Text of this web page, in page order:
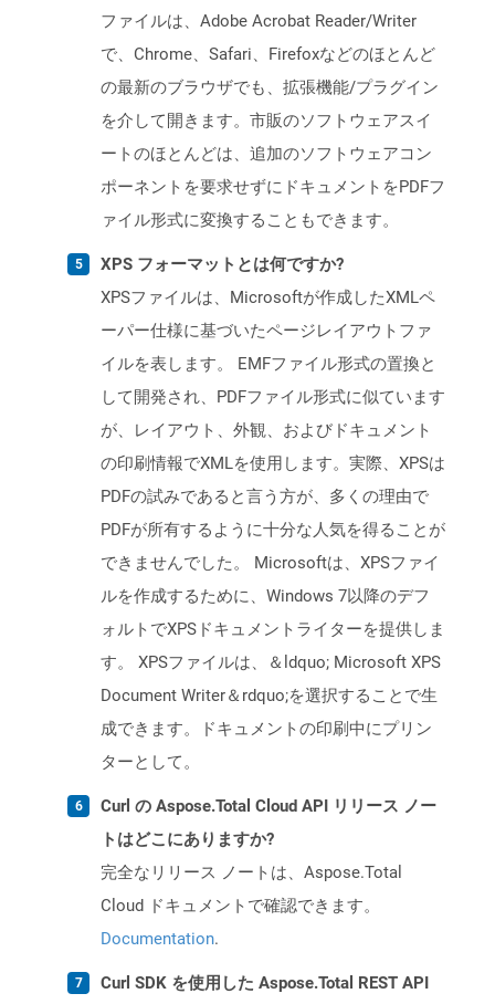
ファイルは、Adobe Acrobat Reader/Writer
で、Chrome、Safari、Firefoxなどのほとんど
の最新のブラウザでも、拡張機能/プラグイン
を介して開きます。市販のソフトウェアスイ
ートのほとんどは、追加のソフトウェアコン
ポーネントを要求せずにドキュメントをPDFフ
ァイル形式に変換することもできます。
XPS フォーマットとは何ですか?
XPSファイルは、Microsoftが作成したXMLペ
ーパー仕様に基づいたページレイアウトファ
イルを表します。 EMFファイル形式の置換と
して開発され、PDFファイル形式に似ています
が、レイアウト、外観、およびドキュメント
の印刷情報でXMLを使用します。実際、XPSは
PDFの試みであると言う方が、多くの理由で
PDFが所有するように十分な人気を得ることが
できませんでした。 Microsoftは、XPSファイ
ルを作成するために、Windows 7以降のデフ
ォルトでXPSドキュメントライターを提供しま
す。 XPSファイルは、＆ldquo; Microsoft XPS
Document Writer＆rdquo;を選択することで生
成できます。ドキュメントの印刷中にプリン
ターとして。
Curl の Aspose.Total Cloud API リリース ノー
トはどこにありますか?
完全なリリース ノートは、Aspose.Total
Cloud ドキュメントで確認できます。
Documentation.
Curl SDK を使用した Aspose.Total REST API